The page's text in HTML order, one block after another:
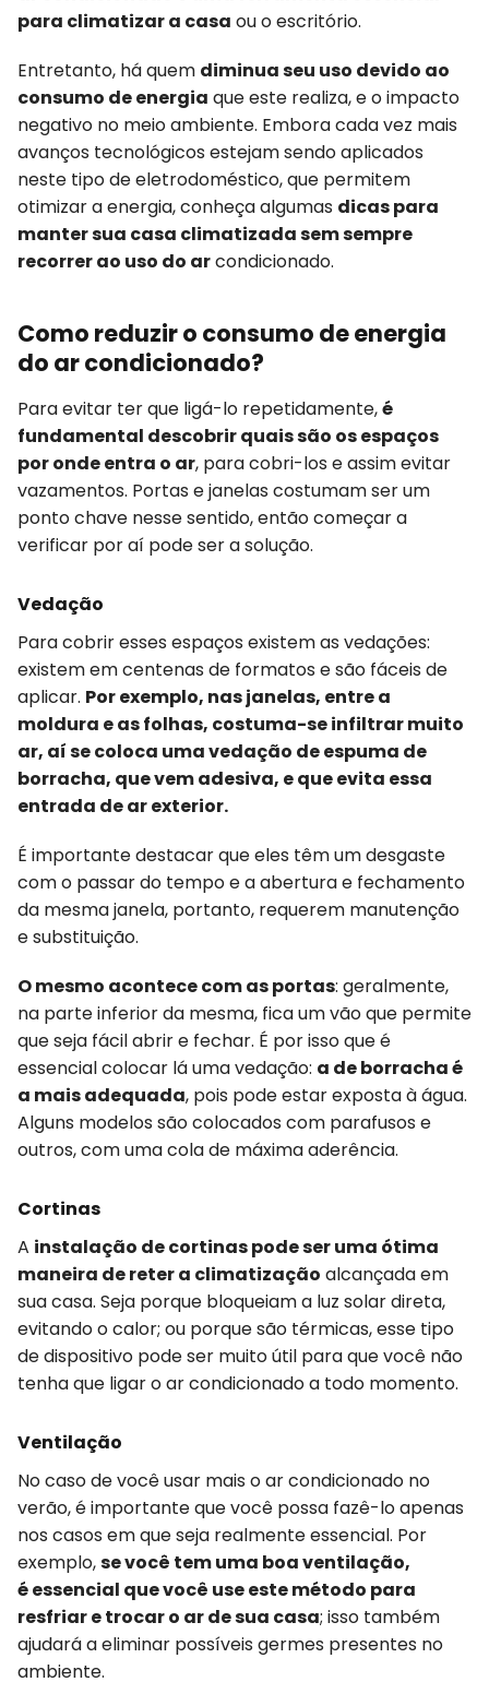
para climatizar a casa ou o escritório.
Entretanto, há quem diminua seu uso devido ao
consumo de energia que este realiza, e o impacto
negativo no meio ambiente. Embora cada vez mais
avanços tecnológicos estejam sendo aplicados
neste tipo de eletrodoméstico, que permitem
otimizar a energia, conheça algumas dicas para
manter sua casa climatizada sem sempre
recorrer ao uso do arcondicionado.
Como reduzir o consumo de energia
do ar condicionado?
Para evitar ter que ligá-lo repetidamente,é
fundamental descobrir quais são os espaços
por onde entra o ar, para cobri-los e assim evitar
vazamentos. Portas e janelas costumam ser um
ponto chave nesse sentido, então começar a
verificar por aí pode ser a solução.
Vedação
Para cobrir esses espaços existem as vedações:
existem em centenas de formatos e são fáceis de
aplicar. Por exemplo, nas janelas, entre a
moldura e as folhas, costuma-se infiltrar muito
ar, aí se coloca uma vedação de espuma de
borracha, que vem adesiva, e que evita essa
entrada de ar exterior.
É importante destacar que eles têm um desgaste
com o passar do tempo e a abertura e fechamento
da mesma janela, portanto, requerem manutenção
e substituição.
O mesmo acontece com as portas: geralmente,
na parte inferior da mesma, fica um vão que permite
que seja fácil abrir e fechar. É por isso que é
essencial colocar lá uma vedação: a de borracha é
a mais adequada, pois pode estar exposta à água.
Alguns modelos são colocados com parafusos e
outros, com uma cola de máxima aderência.
Cortinas
A instalação de cortinas pode ser uma ótima
maneira de reter a climatização alcançada em
sua casa. Seja porque bloqueiam a luz solar direta,
evitando o calor; ou porque são térmicas, esse tipo
de dispositivo pode ser muito útil para que você não
tenha que ligar o ar condicionado a todo momento.
Ventilação
No caso de você usar mais o ar condicionado no
verão, é importante que você possa fazê-lo apenas
nos casos em que seja realmente essencial. Por
exemplo,se você tem uma boa ventilação,
éessencial que você use este método para
resfriar e trocar o ar de sua casa; isso também
ajudará a eliminar possíveis germes presentes no
ambiente.